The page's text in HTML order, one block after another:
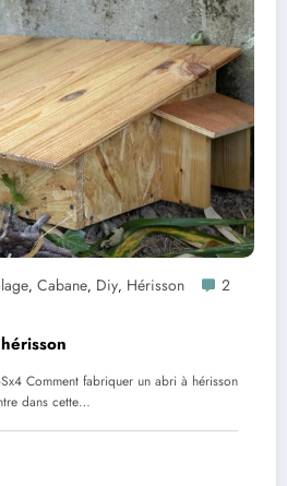
, Cabane, Diy, Hérisson
2
Comment fabriquer un abri à hérisson
dans cette…